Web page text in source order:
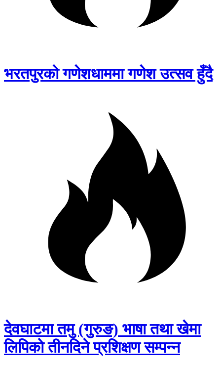
भरतपुरको गणेशधाममा गणेश उत्सव हुँदै
देवघाटमा तमु (गुरुङ) भाषा तथा खेमा
लिपिको तीनदिने प्रशिक्षण सम्पन्न